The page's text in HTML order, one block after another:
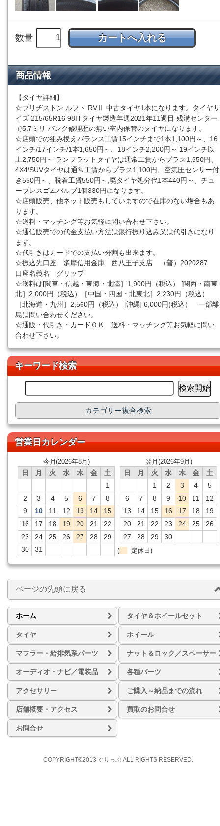
数量
商品情報
【タイヤ詳細】
☆ブリヂストン ルフト RVⅡ 中古タイヤ1本になります。タイヤサ
イズ 215/65R16 98H タイヤ製造年週2021年11週目 残溝センター
で5.7ミリ パンク修理歴の無い室内保管のタイヤになります。
☆店頭での組み換えバランス工賃15インチまで1本1,100円～、16
インチ/17インチ/1本1,650円～、18インチ2,200円～ 19インチ以
上2,750円～ ランフラットタイヤは通常工賃からプラス1,650円、
4X4/SUVタイヤは通常工賃からプラス1,100円、空気圧センサー付
き550円～、脱着工賃550円～,廃タイヤ処分代1本440円～、チュ
ーブレスゴムバルブ1個330円になります。
☆店頭販売、他ネット販売もしていますので在庫のない場合もあ
ります。
☆送料・マッチング等お気軽に問い合わせ下さい。
☆通信販売での代金支払い方法は銀行振り込み又は代引きになり
ます。
☆代引きはカードでの支払い分割も出来ます。
☆振込先口座 多摩信用金庫 西八王子支店 （普）2020287
口座名義名 グリップ
☆送料は[関東・信越・東海・北陸］1,900円（税込） [関西・南東
北］2,000円（税込）［中国・四国・北東北］2,230円（税込）
［北海道・九州］2,560円（税込） [沖縄] 6,000円(税込） 一部離
島は問い合わせください。
☆通販・代引き・カードＯＫ 送料・マッチング等お気軽に問い
合わせ下さい。
キーワード検索
カテゴリー複合検索
営業日カレンダー
今月(2026年8月)
日 月 火 水 木 金
土
1
2
3 4 5 6 7
8
9
10 11 12 13 14
15
16
17 18 19 20 21
22
23
24 25 26 27 28
29
30
31
翌月(2026年9月)
日 月 火 水 木 金
土
1
2 3 4
5
6
7 8 9 10 11
12
13
14 15 16 17 18
19
20
21 22 23 24 25
26
27
28 29 30
( 定休日)
ページの先頭に戻る
ホーム タイヤ＆ホイールセット
タイヤ ホイール
マフラー・給排気系パーツ ナット＆ロック／スペーサー
オーディオ・ナビ／電装品 各種パーツ
アクセサリー ご購入～納品までの流れ
店舗概要・アクセス 買取のお問合せ
お問合せ
COPYRIGHT©2013 ぐりっぷ ALL RIGHTS RESERVED.